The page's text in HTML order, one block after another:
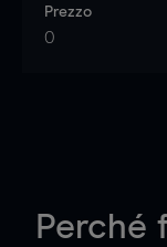
Prezzo
0
Perché